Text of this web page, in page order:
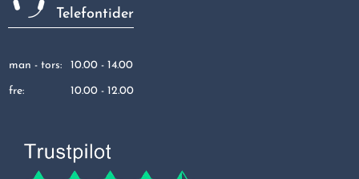
Telefontider
man - tors: 10.00 - 14.00
fre: 10.00 - 12.00